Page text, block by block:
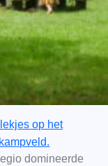
op het
domineerde